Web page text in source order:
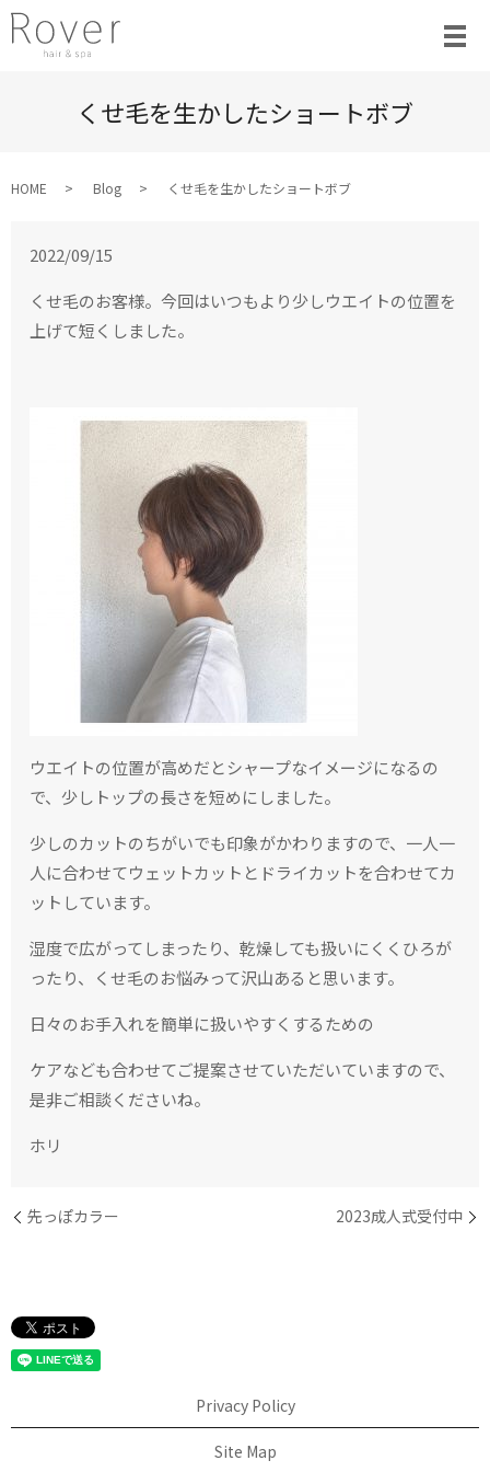
くせ毛を生かしたショートボブ
HOME Blog くせ毛を生かしたショートボブ
2022/09/15
くせ毛のお客様。今回はいつもより少しウエイトの位置を
上げて短くしました。
ウエイトの位置が高めだとシャープなイメージになるの
で、少しトップの長さを短めにしました。
少しのカットのちがいでも印象がかわりますので、一人一
人に合わせてウェットカットとドライカットを合わせてカ
ットしています。
湿度で広がってしまったり、乾燥しても扱いにくくひろが
ったり、くせ毛のお悩みって沢山あると思います。
日々のお手入れを簡単に扱いやすくするための
ケアなども合わせてご提案させていただいていますので、
是非ご相談くださいね。
ホリ
先っぽカラー 2023成人式受付中
Privacy Policy
Site Map